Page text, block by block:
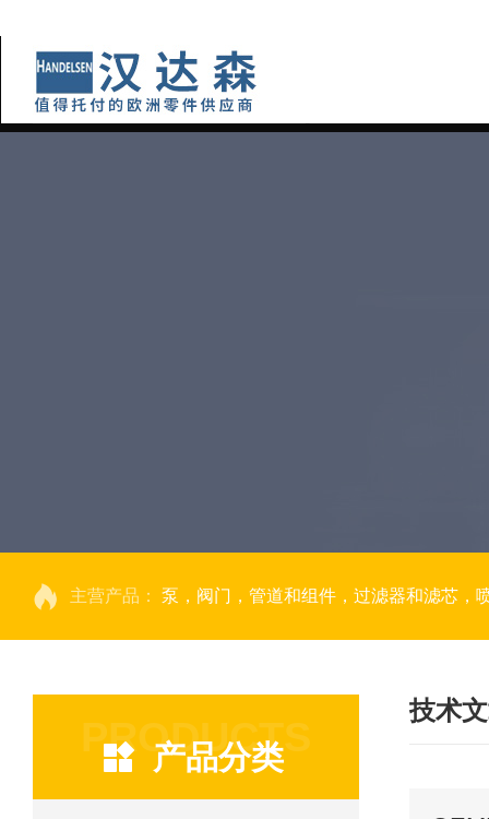
主营产品： 泵，阀门，管道和组件，过滤器和滤芯，
PRODUCTS
产品分类
技术